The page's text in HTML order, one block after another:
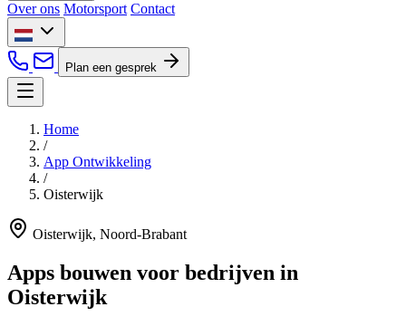
Over ons Motorsport Contact
Plan een gesprek
Home
/
App Ontwikkeling
/
Oisterwijk
Oisterwijk, Noord-Brabant
Apps bouwen voor bedrijven in
Oisterwijk